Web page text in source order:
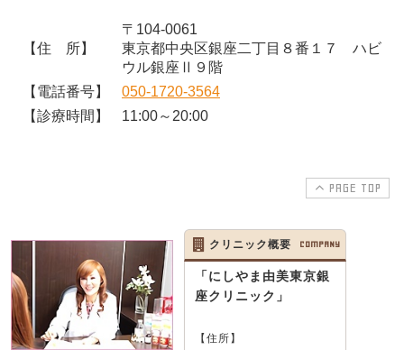
【住 所】
〒104-0061
東京都中央区銀座二丁目８番１７ ハビ
ウル銀座Ⅱ９階
【電話番号】
050-1720-3564
【診療時間】
11:00～20:00
PAGE TOP
クリニック概要 COMPANY
「にしやま由美東京銀
座クリニック」
【住所】